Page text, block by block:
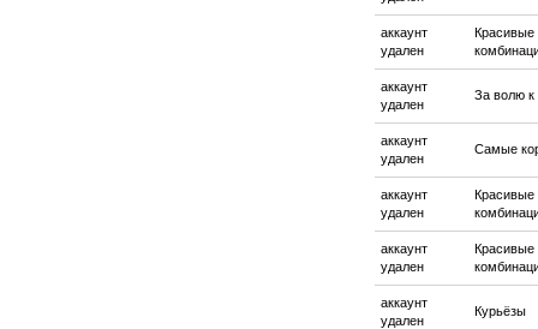
аккаунт
удален
Красивые
аккаунт
удален
За волю к
аккаунт
удален
Самые
аккаунт
удален
Красивые
аккаунт
удален
Красивые
аккаунт
удален
Курьёзы